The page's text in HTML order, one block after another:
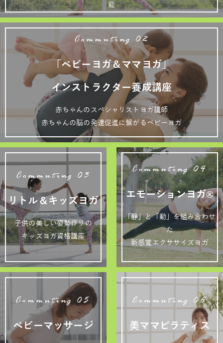
能
Commuting 02
「ベビーヨガ＆ママヨガ」
インストラクター養成講座
赤ちゃんのスペシャリストヨガ講師
赤ちゃんの脳の発達促進に繋がるベビーヨガ
Commuting 03
リトル＆キッズヨガ
子供の美しい姿勢作りの
キッズヨガ資格講座
Commuting 04
エモーションヨガ®
「静」と「動」を組み合わせ
た
新感覚エクササイズヨガ
Commuting 05
ベビーマッサージ
Commuting 06
美ママピラティス